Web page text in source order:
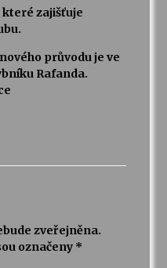
zajišťuje
průvodu je ve
Rafanda.
zveřejněna.
označeny *